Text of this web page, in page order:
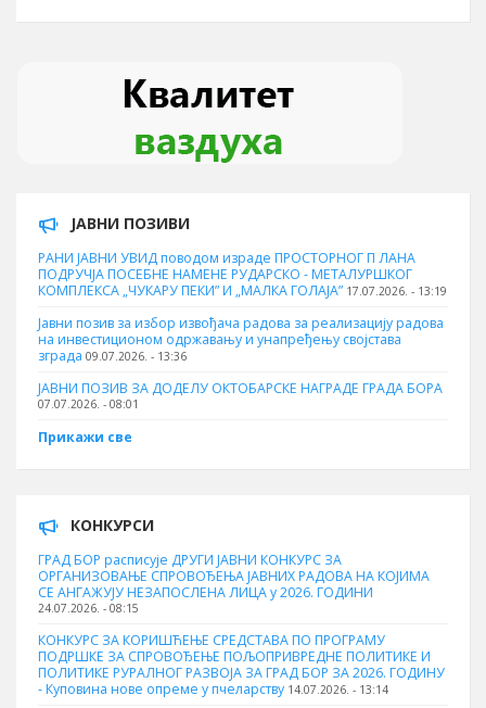
ЈАВНИ ПОЗИВИ
РАНИ ЈАВНИ УВИД поводом израде ПРОСТОРНОГ П ЛАНА
ПОДРУЧЈА ПОСЕБНЕ НАМЕНЕ РУДАРСКО - МЕТАЛУРШКОГ
КОМПЛЕКСА „ЧУКАРУ ПЕКИ” И „МАЛКА ГОЛАЈА” 17.07.2026. - 13:19
Јавни позив за избор извођача радова за реализацију радова
на инвестиционом одржавању и унапређењу својстава
зграда 09.07.2026. - 13:36
ЈАВНИ ПОЗИВ ЗА ДОДЕЛУ ОКТOБАРСКЕ НАГРАДЕ ГРАДА БОРА
07.07.2026. - 08:01
Прикажи све
КОНКУРСИ
ГРАД БОР расписује ДРУГИ ЈАВНИ КОНКУРС ЗА
ОРГАНИЗОВАЊЕ СПРОВОЂЕЊА ЈАВНИХ РАДОВА НА КОЈИМА
СЕ АНГАЖУЈУ НЕЗАПОСЛЕНА ЛИЦА у 2026. ГОДИНИ
24.07.2026. - 08:15
КОНКУРС ЗА КОРИШЋЕЊЕ СРЕДСТАВА ПО ПРОГРАМУ
ПОДРШКЕ ЗА СПРОВОЂЕЊЕ ПОЉОПРИВРЕДНЕ ПОЛИТИКЕ И
ПОЛИТИКЕ РУРАЛНОГ РАЗВОЈА ЗА ГРАД БОР ЗА 2026. ГОДИНУ
- Куповина нове опреме у пчеларству 14.07.2026. - 13:14